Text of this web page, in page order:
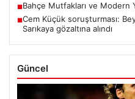
■Bahçe Mutfakları ve Modern
■Cem Küçük soruşturması:
Sarıkaya gözaltına alındı
Güncel